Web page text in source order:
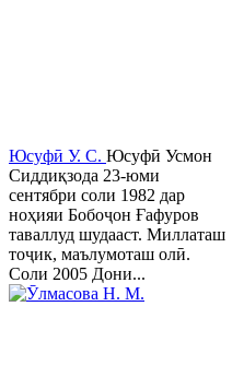
Юсуфӣ У. C. Юсуфӣ Усмон
Сиддиқзода 23-юми
сентябри соли 1982 дар
ноҳияи Бобоҷон Ғафуров
таваллуд шудааст. Миллаташ
тоҷик, маълумоташ олӣ.
Соли 2005 Дони...